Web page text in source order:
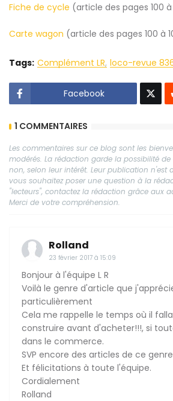
Fiche de cycle (article des pages 100 à
Carte wagon (article des pages 100 à
Tags: Complément LR loco-revue
Facebook
1 COMMENTAIRES
Les commentaires sur ce blog sont les
modérés. La rédaction garde la possibilité
non, selon leur intérêt. Leur publication n'est
vous souhaitez poser une question à la
"lecteurs", contactez la rédaction grâce aux
Merci de votre compréhension.
Rolland
23 février 2017 à 15:09
Bonjour à l'équipe L R
Voilà le genre d'article que
particulièrement
Cela me rappelle le temps où il
construire avant d'acheter!!!, si
dans le commerce.
SVP encore des articles de ce
Et félicitations à toute l'équipe.
Cordialement
Rolland